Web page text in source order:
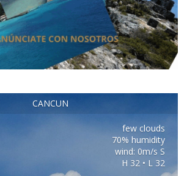
CANCUN
few clouds
70% humidity
wind: 0m/s S
H 32 • L 32